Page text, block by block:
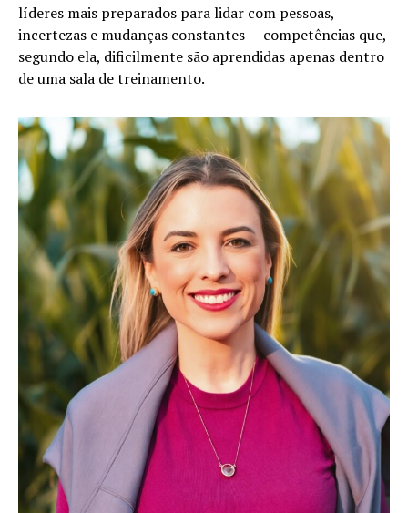
líderes mais preparados para lidar com pessoas,
incertezas e mudanças constantes — competências que,
segundo ela, dificilmente são aprendidas apenas dentro
de uma sala de treinamento.